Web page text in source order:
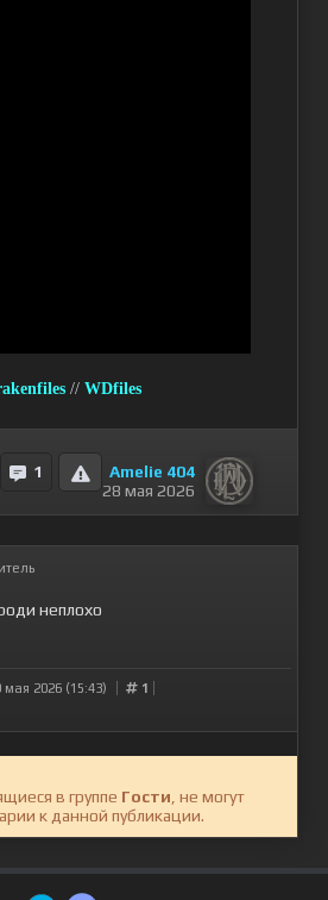
// WDfiles
1
Amelie 404
28 мая 2026
неплохо
мая 2026 (15:43) 1
в группе Гости , не могут
к данной публикации.